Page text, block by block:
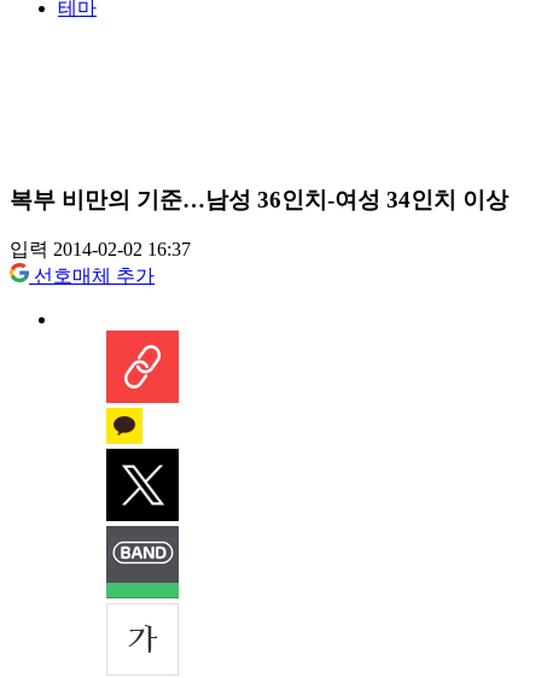
테마
복부 비만의 기준…남성 36인치-여성 34인치 이상
입력 2014-02-02 16:37
선호매체 추가